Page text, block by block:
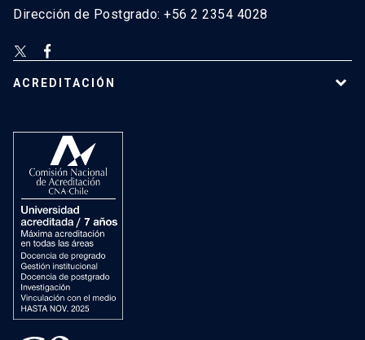
Dirección de Postgrado: +56 2 2354 4028
ACREDITACIÓN